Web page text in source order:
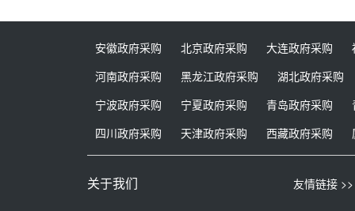
安徽政府采购 北京政府采购 大连政府采购
河南政府采购
黑龙江政府采购
湖北政府采购
宁波政府采购
宁夏政府采购 青岛政府采购
四川政府采购
天津政府采购 西藏政府采购
关于我们 友情链接 >>